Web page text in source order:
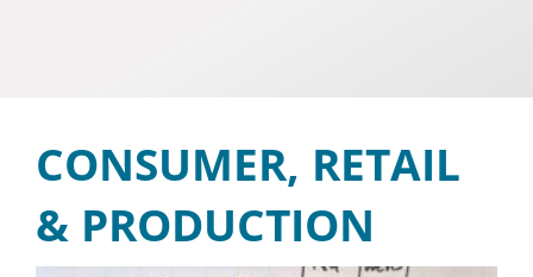
CONSUMER, RETAIL
& PRODUCTION